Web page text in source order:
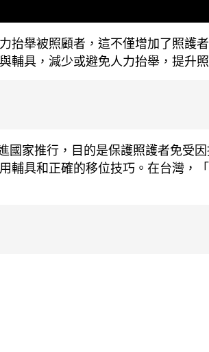
抬舉被照顧者，這不僅增加了照護
輔具，減少或避免人力抬舉，提升
國家推行，目的是保護照護者免
輔具和正確的移位技巧。​在台灣